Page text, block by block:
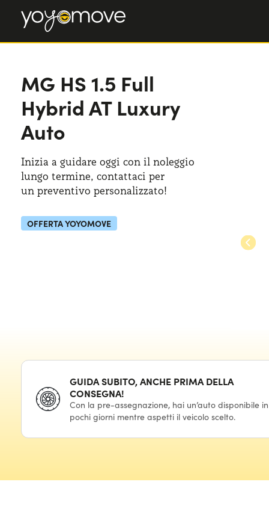
1.5 Full Hybrid AT Luxury Auto
OFFERTA YOYOMOVE
MG HS1.5 Full
Hybrid AT Luxury
Auto
Inizia a guidare oggi con il noleggio
lungo termine, contattaci per
un preventivo personalizzato!
GUIDA SUBITO, ANCHE PRIMA DELLA
CONSEGNA!
Con la pre-assegnazione, hai un’auto disponibile in
pochi giorni mentre aspetti il veicolo scelto.